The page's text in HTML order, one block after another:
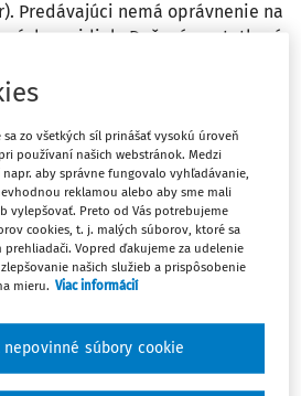
Predávajúci nemá oprávnenie na
vozidiel. Daňová zostatková
uplatniť plný nárok na odpočet
od leasingovej spoločnosti
sa zo všetkých síl prinášať vysokú úroveň
používaní našich webstránok. Medzi
aby správne fungovalo vyhľadávanie,
reklamou alebo aby sme mali
vylepšovať. Preto od Vás potrebujeme
cookies, t. j. malých súborov, ktoré sa
Vopred ďakujeme za udelenie
našich služieb a prispôsobenie
mieru. Viac informácií
súbory cookie